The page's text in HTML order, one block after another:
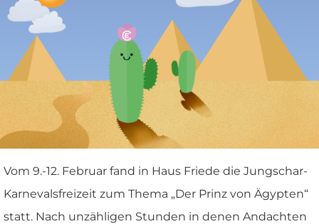
Vom 9.-12. Februar fand in Haus Friede die Jungschar-
Karnevalsfreizeit zum Thema „Der Prinz von Ägypten“
statt. Nach unzähligen Stunden in denen Andachten